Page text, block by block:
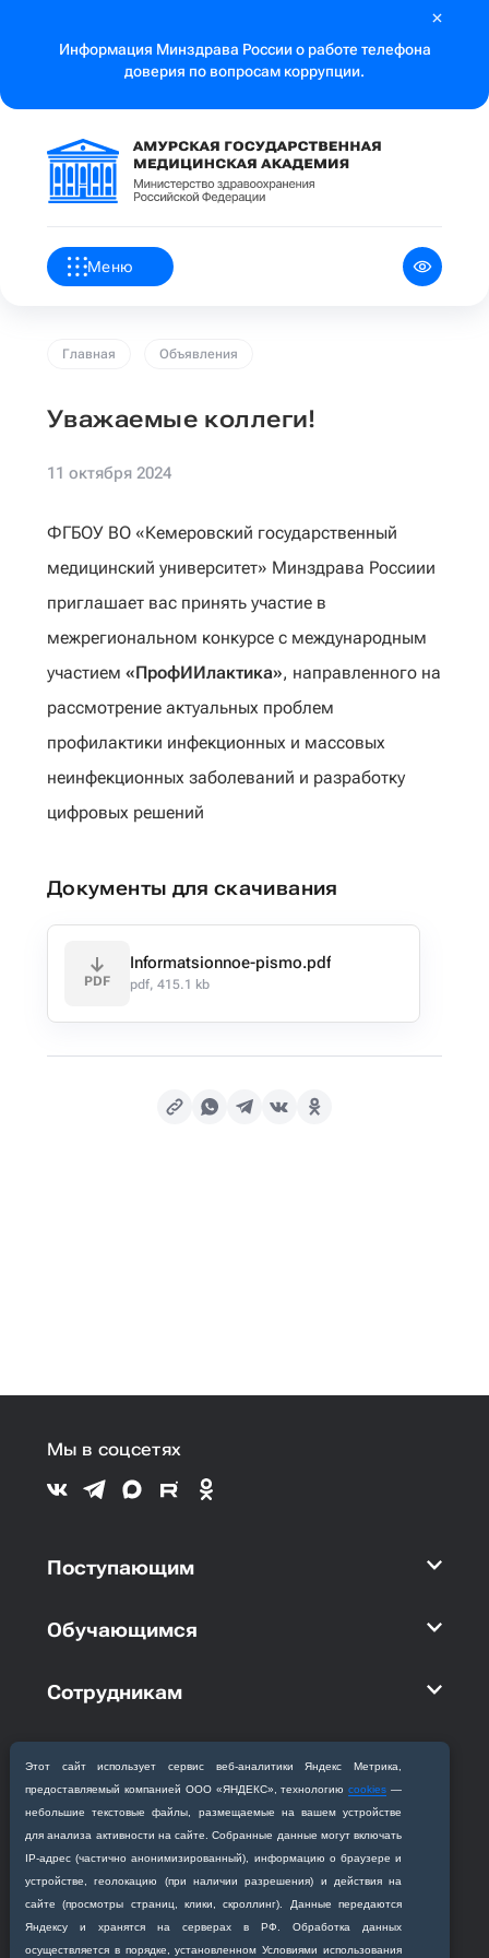
Информация Минздрава России о работе телефона
доверия по вопросам коррупции.
Меню
Главная Объявления
Уважаемые коллеги!
11 октября 2024
ФГБОУ ВО «Кемеровский государственный
медицинский университет» Минздрава Россиии
приглашает вас принять участие в
межрегиональном конкурсе с международным
участием «ПрофИИлактика», направленного на
рассмотрение актуальных проблем
профилактики инфекционных и массовых
неинфекционных заболеваний и разработку
цифровых решений
Документы для скачивания
PDF
Informatsionnoe-pismo.pdf
pdf, 415.1 kb
Этот сайт использует сервис веб‑аналитики Яндекс Метрика,
предоставляемый компанией ООО «ЯНДЕКС», технологиюcookies —
небольшие текстовые файлы, размещаемые на вашем устройстве
для анализа активности на сайте. Собранные данные могут включать
IP‑адрес (частично анонимизированный), информацию о браузере и
устройстве, геолокацию (при наличии разрешения) и действия на
сайте (просмотры страниц, клики, скроллинг). Данные передаются
Яндексу и хранятся на серверах в РФ. Обработка данных
осуществляется в порядке, установленном Условиями использования
Мы в соцсетях
Поступающим
Обучающимся
Сотрудникам
Кафедры
Приемная комиссия